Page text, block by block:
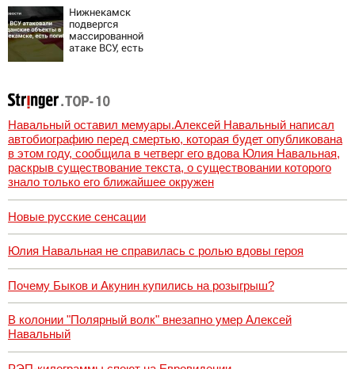
на карту
Нижнекамск
подвергся
массированной
атаке ВСУ, есть
Навальный оставил мемуары.Алексей Навальный написал
автобиографию перед смертью, которая будет опубликована
в этом году, сообщила в четверг его вдова Юлия Навальная,
раскрыв существование текста, о существовании которого
знало только его ближайшее окружен
Новые русские сенсации
Юлия Навальная не справилась с ролью вдовы героя
Почему Быков и Акунин купились на розыгрыш?
В колонии "Полярный волк" внезапно умер Алексей
Навальный